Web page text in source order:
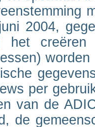
2004,
het
per
van de
de